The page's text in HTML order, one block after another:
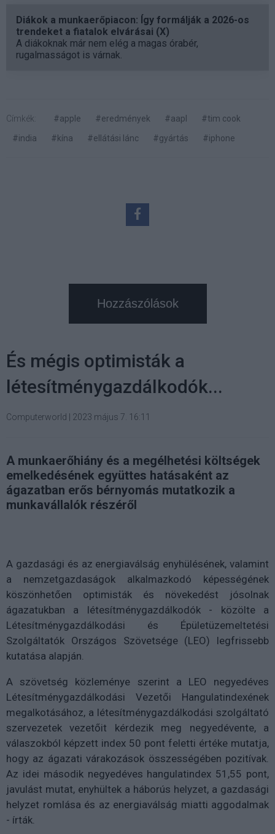
Diákok a munkaerőpiacon: Így formálják a 2026-os
trendeket a fiatalok elvárásai (X)
A diákoknak már nem elég a magas órabér,
rugalmasságot is várnak.
Címkék: #apple #eredmények #aapl
#tim cook
#india
#kína #ellátási lánc #gyártás #iphone
Hozzászólások
És mégis optimisták a
létesítménygazdálkodók...
Computerworld 2023 május 7. 16:11
A munkaerőhiány és a megélhetési költségek
emelkedésének együttes hatásaként az
ágazatban erős bérnyomás mutatkozik a
munkavállalók részéről
A gazdasági és az energiaválság enyhülésének, valamint
a nemzetgazdaságok alkalmazkodó képességének
köszönhetően optimisták és növekedést jósolnak
ágazatukban a létesítménygazdálkodók - közölte a
Létesítménygazdálkodási és Épületüzemeltetési
Szolgáltatók Országos Szövetsége (LEO) legfrissebb
kutatása alapján.
A szövetség közleménye szerint a LEO negyedéves
Létesítménygazdálkodási Vezetői Hangulatindexének
megalkotásához, a létesítménygazdálkodási szolgáltató
szervezetek vezetőit kérdezik meg negyedévente, a
válaszokból képzett index 50 pont feletti értéke mutatja,
hogy az ágazati várakozások összességében pozitívak.
Az idei második negyedéves hangulatindex 51,55 pont,
javulást mutat, enyhültek a háborús helyzet, a gazdasági
helyzet romlása és az energiaválság miatti aggodalmak
- írták.